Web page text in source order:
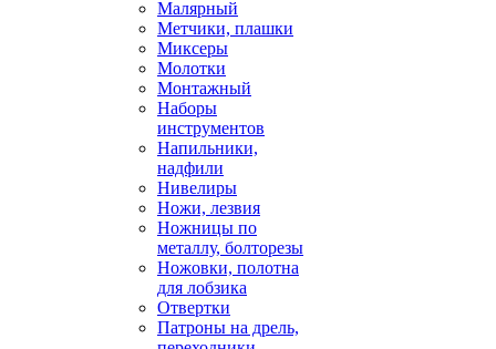
Малярный
Метчики, плашки
Миксеры
Молотки
Монтажный
Наборы
инструментов
Напильники,
надфили
Нивелиры
Ножи, лезвия
Ножницы по
металлу, болторезы
Ножовки, полотна
для лобзика
Отвертки
Патроны на дрель,